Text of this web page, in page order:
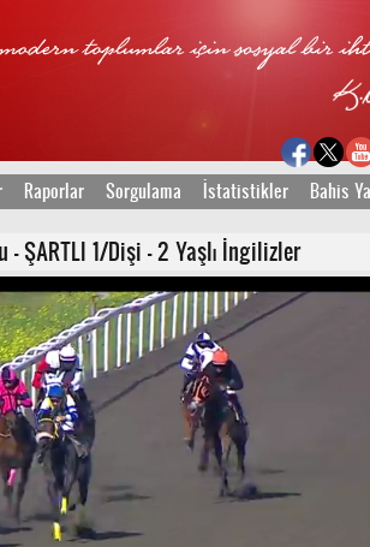
Raporlar Sorgulama İstatistikler Bahis
- ŞARTLI 1/Dişi - 2 Yaşlı İngilizler